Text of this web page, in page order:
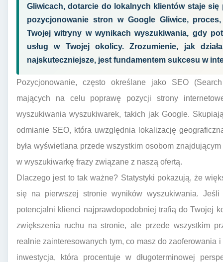
Gliwicach, dotarcie do lokalnych klientów staje
pozycjonowanie stron w Google Gliwice,
Twojej witryny w wynikach wyszukiwania, gdy
usług w Twojej okolicy. Zrozumienie, jak
najskuteczniejsze, jest fundamentem sukcesu w
Pozycjonowanie, często określane jako SEO
mających na celu poprawę pozycji strony
wyszukiwania wyszukiwarek, takich jak Google.
odmianie SEO, która uwzględnia lokalizację
była wyświetlana przede wszystkim osobom
w wyszukiwarkę frazy związane z naszą ofertą.
Dlaczego jest to tak ważne? Statystyki pokazują, że
się na pierwszej stronie wyników wyszukiwania.
potencjalni klienci najprawdopodobniej trafią do Twojej
zwiększenia ruchu na stronie, ale przede wszystkim
realnie zainteresowanych tym, co masz do zaoferowania
inwestycja, która procentuje w długoterminowej